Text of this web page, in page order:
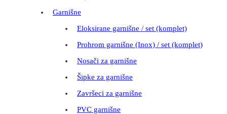
Garnišne
Eloksirane garnišne / set (komplet)
Prohrom garnišne (Inox) / set (komplet)
Nosači za garnišne
Šipke za garnišne
Završeci za garnišne
PVC garnišne